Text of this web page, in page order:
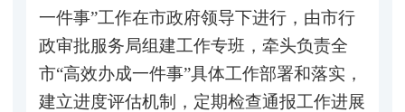
一件事”工作在市政府领导下进行，由市行
政审批服务局组建工作专班，牵头负责全
市“高效办成一件事”具体工作部署和落实，
建立进度评估机制，定期检查通报工作进展